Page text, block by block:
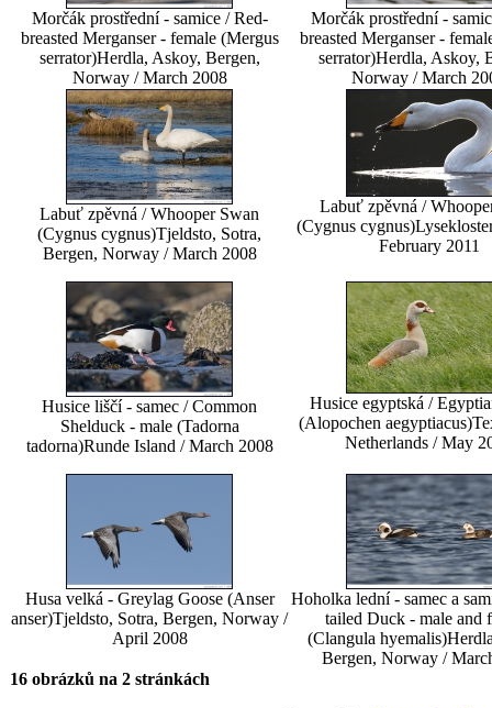
Morčák prostřední - samice / Red-
breasted Merganser - female (Mergus
serrator)Herdla, Askoy, Bergen,
Norway / March 2008
Morčák prostřední -
breasted Merganser -
serrator)Herdla, Askoy,
Norway / March
Labuť zpěvná / Whooper Swan
(Cygnus cygnus)Tjeldsto, Sotra,
Bergen, Norway / March 2008
Labuť zpěvná /
(Cygnus cygnus)
February 2011
Husice liščí - samec / Common
Shelduck - male (Tadorna
tadorna)Runde Island / March 2008
Husice egyptská /
(Alopochen aegyptiacus)
Netherlands / May
Husa velká - Greylag Goose (Anser
anser)Tjeldsto, Sotra, Bergen, Norway /
April 2008
Hoholka lední - samec a
tailed Duck - male and
(Clangula hyemalis)
Bergen, Norway /
16 obrázků na 2 stránkách